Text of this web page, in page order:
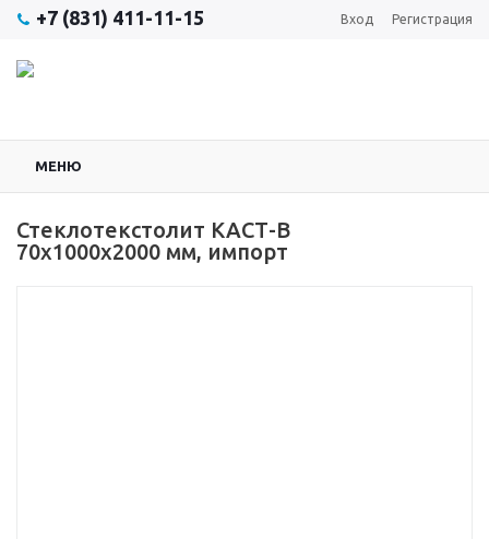
+7 (831) 411-11-15 Вход Регистрация
МЕНЮ
Стеклотекстолит КАСТ-В
70х1000х2000 мм, импорт